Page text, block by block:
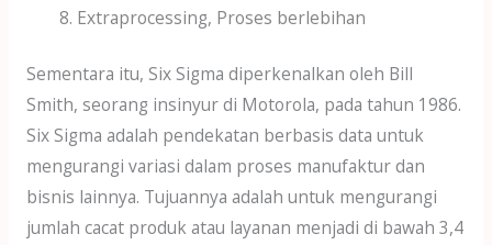
Extraprocessing, Proses berlebihan
Sementara itu, Six Sigma diperkenalkan oleh Bill
Smith, seorang insinyur di Motorola, pada tahun 1986.
Six Sigma adalah pendekatan berbasis data untuk
mengurangi variasi dalam proses manufaktur dan
bisnis lainnya. Tujuannya adalah untuk mengurangi
jumlah cacat produk atau layanan menjadi di bawah 3,4